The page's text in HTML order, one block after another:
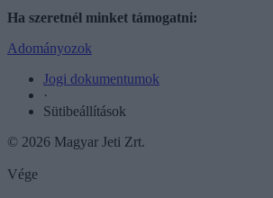
Ha szeretnél minket támogatni:
Adományozok
Jogi dokumentumok
·
Sütibeállítások
© 2026 Magyar Jeti Zrt.
Vége